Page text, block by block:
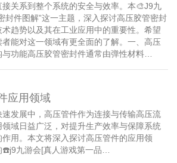
关系到整个系统的安全与效率。本🎨J9九
封件图解”这一主题，深入探讨高压胶管密封
趋势以及其在工业应用中的重要性。希望
能对这一领域有更全面的了解。一、高压
功能高压胶管密封件通常由弹性材料…
应用领域
发展中，高压管件作为连接与传输高压流
域日益广泛，对提升生产效率与保障系统
用。本文将深入探讨高压管件的应用领
九游会[真人游戏第一品…